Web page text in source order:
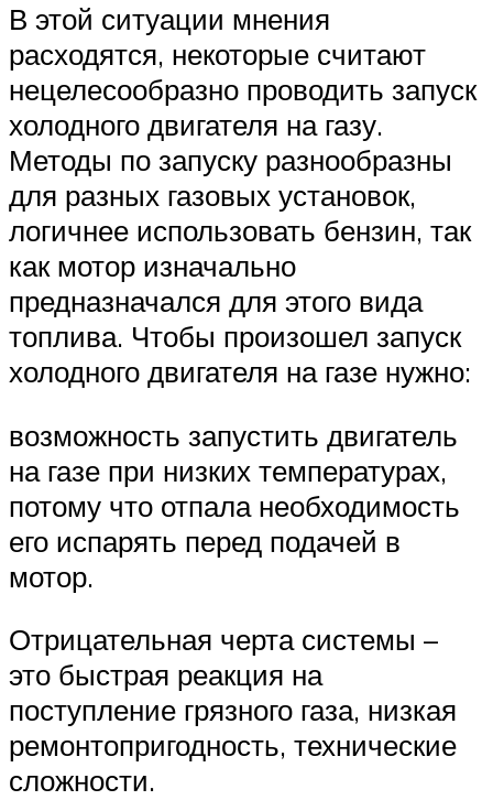
В этой ситуации мнения
расходятся, некоторые считают
нецелесообразно проводить запуск
холодного двигателя на газу.
Методы по запуску разнообразны
для разных газовых установок,
логичнее использовать бензин, так
как мотор изначально
предназначался для этого вида
топлива. Чтобы произошел запуск
холодного двигателя на газе нужно:
возможность запустить двигатель
на газе при низких температурах,
потому что отпала необходимость
его испарять перед подачей в
мотор.
Отрицательная черта системы –
это быстрая реакция на
поступление грязного газа, низкая
ремонтопригодность, технические
сложности.